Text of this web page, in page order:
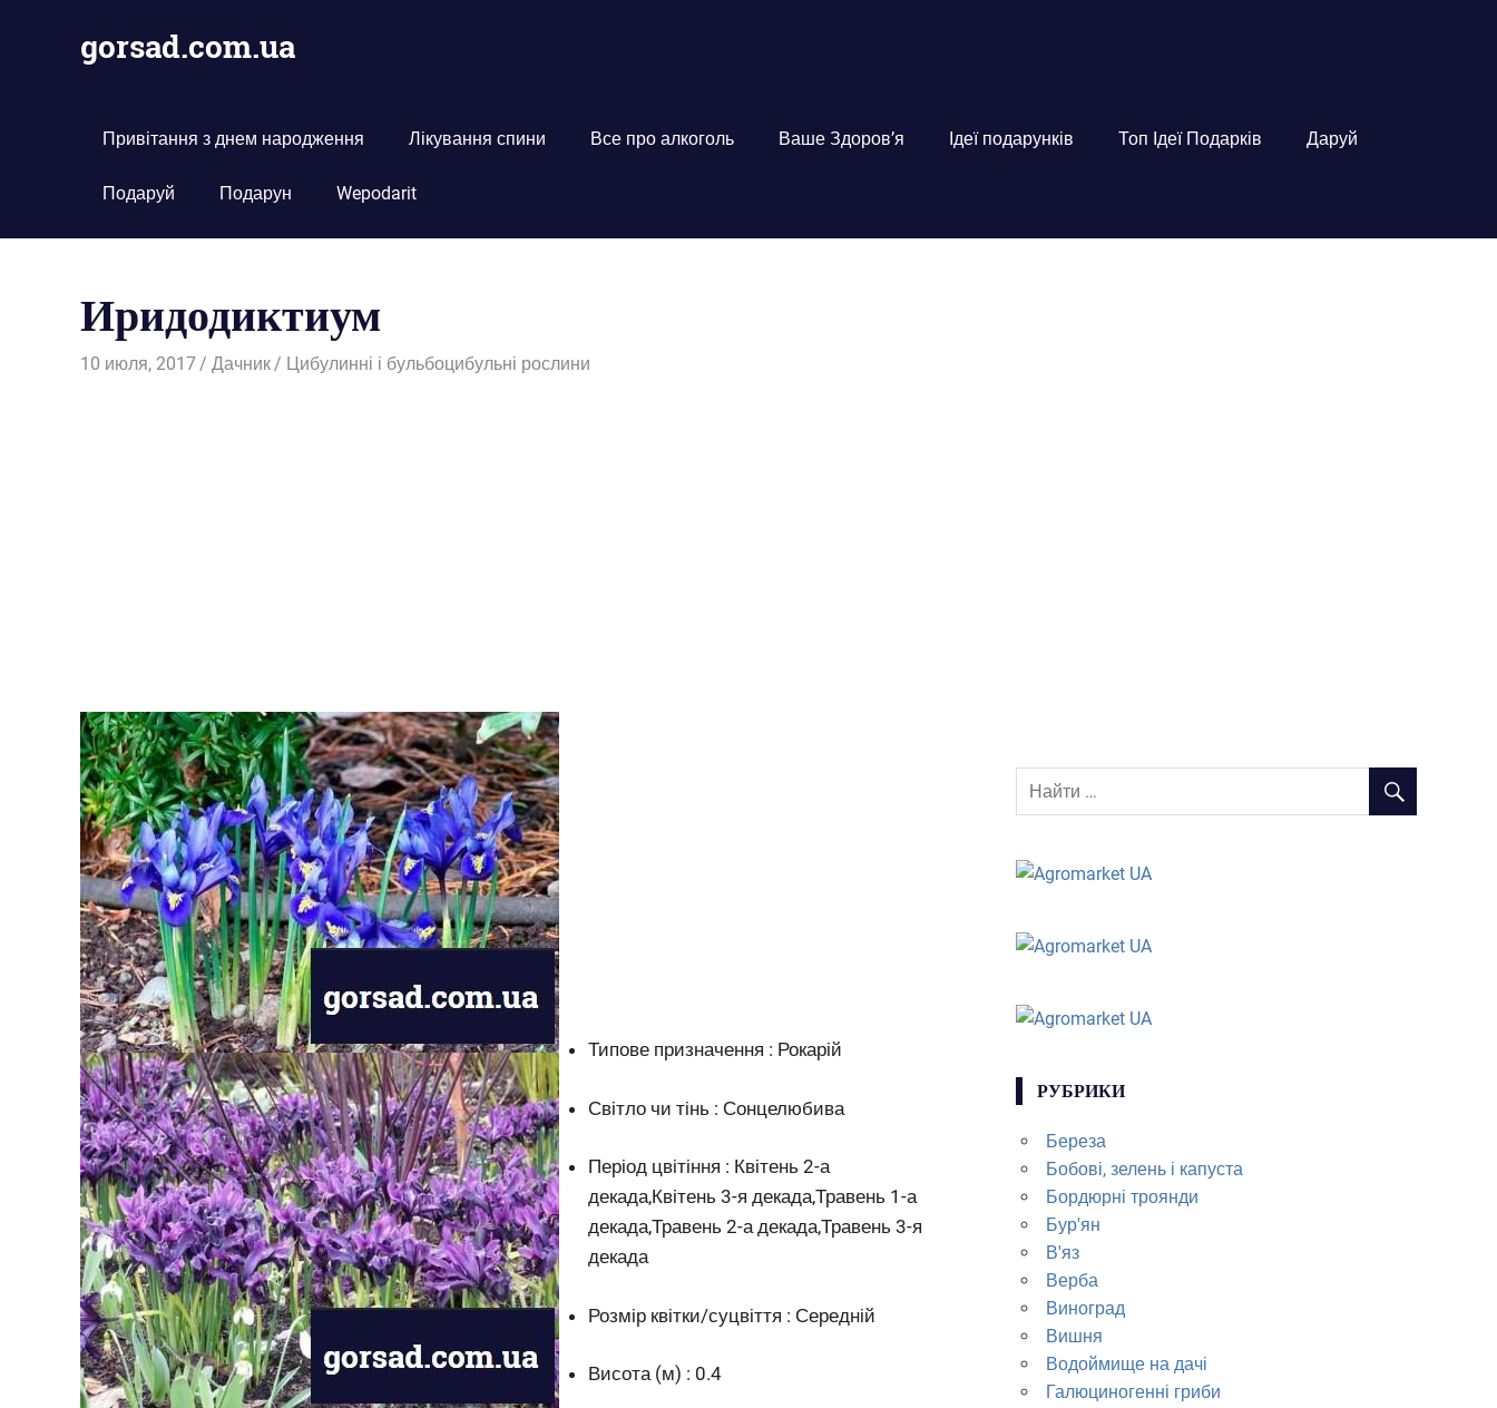
gorsad.com.ua
Привітання з днем народження Лікування спини Все про алкоголь Ваше Здоров’я Ідеї подарунків Топ Ідеї Подарків Даруй
Подаруй Подарун Wepodarit
Иридодиктиум
10 июля, 2017 Дачник Цибулинні і бульбоцибульні рослини
Типове призначення : Рокарій
Світло чи тінь : Сонцелюбива
Період цвітіння : Квітень 2-а
декада,Квітень 3-я декада,Травень 1-а
декада,Травень 2-а декада,Травень 3-я
декада
Розмір квітки/суцвіття : Середній
Висота (м) : 0.4
РУБРИКИ
Береза
Бобові, зелень і капуста
Бордюрні троянди
Бур'ян
В'яз
Верба
Виноград
Вишня
Водоймище на дачі
Галюциногенні гриби